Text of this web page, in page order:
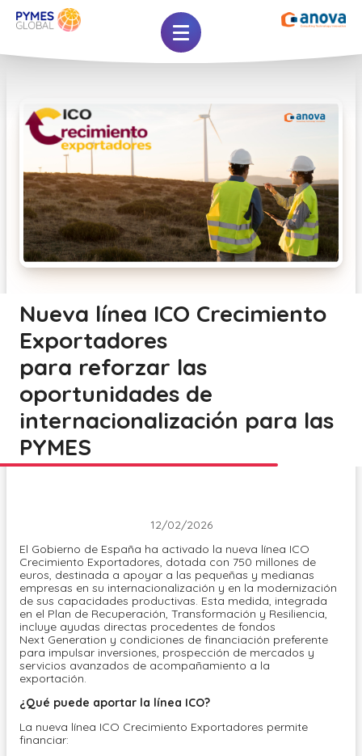
Nueva línea ICO Crecimiento
Exportadores
para reforzar las
oportunidades de
internacionalización para las
PYMES
12/02/2026
El Gobierno de España ha activado la nueva línea ICO
Crecimiento Exportadores, dotada con 750 millones de
euros, destinada a apoyar a las pequeñas y medianas
empresas en su internacionalización y en la modernización
de sus capacidades productivas. Esta medida, integrada
en el Plan de Recuperación, Transformación y Resiliencia,
incluye ayudas directas procedentes de fondos
Next Generation y condiciones de financiación preferente
para impulsar inversiones, prospección de mercados y
servicios avanzados de acompañamiento a la
exportación.
¿Qué puede aportar la línea ICO?
La nueva línea ICO Crecimiento Exportadores permite
financiar: